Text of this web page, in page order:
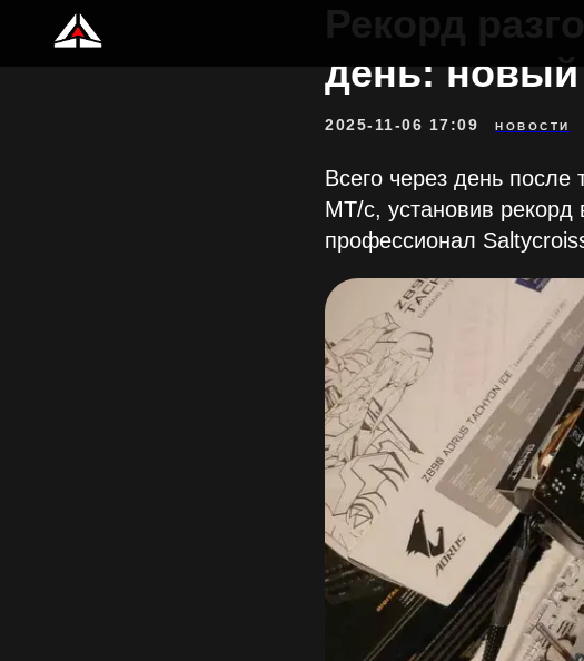
Рекорд
день:
2025-11-06 17:09 НОВОСТИ
Всего через день после
МТ/с, установив рекорд
профессионал